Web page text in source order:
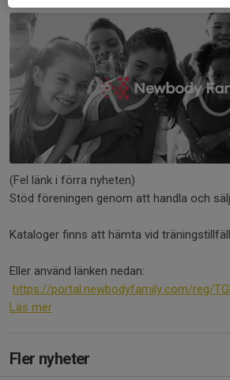
(Fel länk i förra nyheten)
Stöd föreningen genom att handla och
Kataloger finns att hämta vid
Eller använd länken nedan:
https://portal.newbodyfamily.com/reg/
Läs mer
Fler nyheter